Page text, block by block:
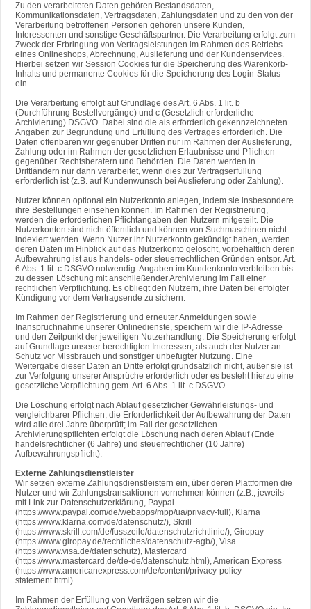
Zu den verarbeiteten Daten gehören Bestandsdaten,
Kommunikationsdaten, Vertragsdaten, Zahlungsdaten und zu den von der
Verarbeitung betroffenen Personen gehören unsere Kunden,
Interessenten und sonstige Geschäftspartner. Die Verarbeitung erfolgt zum
Zweck der Erbringung von Vertragsleistungen im Rahmen des Betriebs
eines Onlineshops, Abrechnung, Auslieferung und der Kundenservices.
Hierbei setzen wir Session Cookies für die Speicherung des Warenkorb-
Inhalts und permanente Cookies für die Speicherung des Login-Status
ein.
Die Verarbeitung erfolgt auf Grundlage des Art. 6 Abs. 1 lit. b
(Durchführung Bestellvorgänge) und c (Gesetzlich erforderliche
Archivierung) DSGVO. Dabei sind die als erforderlich gekennzeichneten
Angaben zur Begründung und Erfüllung des Vertrages erforderlich. Die
Daten offenbaren wir gegenüber Dritten nur im Rahmen der Auslieferung,
Zahlung oder im Rahmen der gesetzlichen Erlaubnisse und Pflichten
gegenüber Rechtsberatern und Behörden. Die Daten werden in
Drittländern nur dann verarbeitet, wenn dies zur Vertragserfüllung
erforderlich ist (z.B. auf Kundenwunsch bei Auslieferung oder Zahlung).
Nutzer können optional ein Nutzerkonto anlegen, indem sie insbesondere
ihre Bestellungen einsehen können. Im Rahmen der Registrierung,
werden die erforderlichen Pflichtangaben den Nutzern mitgeteilt. Die
Nutzerkonten sind nicht öffentlich und können von Suchmaschinen nicht
indexiert werden. Wenn Nutzer ihr Nutzerkonto gekündigt haben, werden
deren Daten im Hinblick auf das Nutzerkonto gelöscht, vorbehaltlich deren
Aufbewahrung ist aus handels- oder steuerrechtlichen Gründen entspr. Art.
6 Abs. 1 lit. c DSGVO notwendig. Angaben im Kundenkonto verbleiben bis
zu dessen Löschung mit anschließender Archivierung im Fall einer
rechtlichen Verpflichtung. Es obliegt den Nutzern, ihre Daten bei erfolgter
Kündigung vor dem Vertragsende zu sichern.
Im Rahmen der Registrierung und erneuter Anmeldungen sowie
Inanspruchnahme unserer Onlinedienste, speichern wir die IP-Adresse
und den Zeitpunkt der jeweiligen Nutzerhandlung. Die Speicherung erfolgt
auf Grundlage unserer berechtigten Interessen, als auch der Nutzer an
Schutz vor Missbrauch und sonstiger unbefugter Nutzung. Eine
Weitergabe dieser Daten an Dritte erfolgt grundsätzlich nicht, außer sie ist
zur Verfolgung unserer Ansprüche erforderlich oder es besteht hierzu eine
gesetzliche Verpflichtung gem. Art. 6 Abs. 1 lit. c DSGVO.
Die Löschung erfolgt nach Ablauf gesetzlicher Gewährleistungs- und
vergleichbarer Pflichten, die Erforderlichkeit der Aufbewahrung der Daten
wird alle drei Jahre überprüft; im Fall der gesetzlichen
Archivierungspflichten erfolgt die Löschung nach deren Ablauf (Ende
handelsrechtlicher (6 Jahre) und steuerrechtlicher (10 Jahre)
Aufbewahrungspflicht).
Externe Zahlungsdienstleister
Wir setzen externe Zahlungsdienstleistern ein, über deren Plattformen die
Nutzer und wir Zahlungstransaktionen vornehmen können (z.B., jeweils
mit Link zur Datenschutzerklärung, Paypal
(https://www.paypal.com/de/webapps/mpp/ua/privacy-full), Klarna
(https://www.klarna.com/de/datenschutz/), Skrill
(https://www.skrill.com/de/fusszeile/datenschutzrichtlinie/), Giropay
(https://www.giropay.de/rechtliches/datenschutz-agb/), Visa
(https://www.visa.de/datenschutz), Mastercard
(https://www.mastercard.de/de-de/datenschutz.html), American Express
(https://www.americanexpress.com/de/content/privacy-policy-
statement.html)
Im Rahmen der Erfüllung von Verträgen setzen wir die